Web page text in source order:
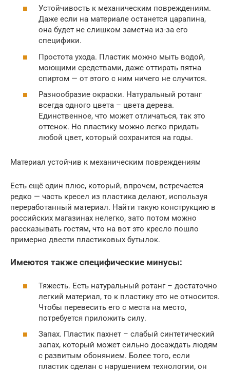
Устойчивость к механическим повреждениям.
Даже если на материале останется царапина,
она будет не слишком заметна из-за его
специфики.
Простота ухода. Пластик можно мыть водой,
моющими средствами, даже оттирать пятна
спиртом — от этого с ним ничего не случится.
Разнообразие окраски. Натуральный ротанг
всегда одного цвета – цвета дерева.
Единственное, что может отличаться, так это
оттенок. Но пластику можно легко придать
любой цвет, который сохранится на годы.
Материал устойчив к механическим повреждениям
Есть ещё один плюс, который, впрочем, встречается
редко — часть кресел из пластика делают, используя
переработанный материал. Найти такую конструкцию в
российских магазинах нелегко, зато потом можно
рассказывать гостям, что на вот это кресло пошло
примерно двести пластиковых бутылок.
Имеются также специфические минусы:
Тяжесть. Есть натуральный ротанг – достаточно
легкий материал, то к пластику это не относится.
Чтобы перевесить его с места на место,
потребуется приложить силу.
Запах. Пластик пахнет – слабый синтетический
запах, который может сильно досаждать людям
с развитым обонянием. Более того, если
пластик сделан с нарушением технологии, он